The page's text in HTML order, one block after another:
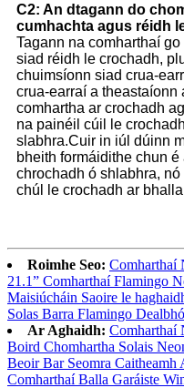
C2: An dtagann do
cumhachta agus réidh
Tagann na comharthaí
siad réidh le crochadh,
chuimsíonn siad crua-
crua-earraí a theastaíonn
comhartha ar crochadh
na painéil cúil le
slabhra.Cuir in iúl dúinn
bheith formáidithe chun
chrochadh ó shlabhra,
chúl le crochadh ar
Roimhe Seo: Comharthaí
21.1” Comharthaí Flamingo
Maisiúcháin Saoire le
Solas Barra Flamingo
Ar Aghaidh: Comharthaí
Boird Chomhartha Solais
Beoir Bar Seomra
Comharthaí Balla Garáiste